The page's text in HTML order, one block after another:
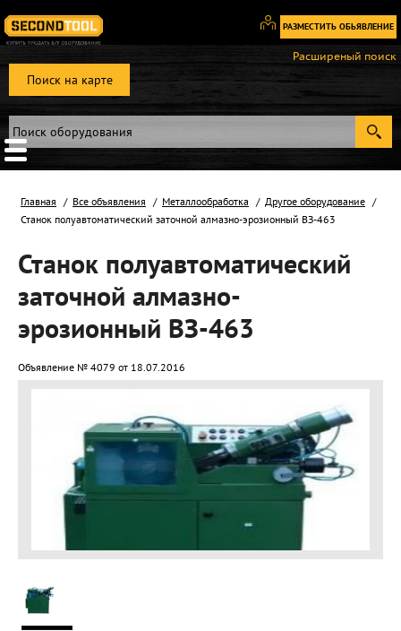
РАЗМЕСТИТЬ ОБЬЯВЛЕНИЕ
Вход
Регистрация
Поиск на карте
Расширеный поиск
Главная Все объявления Металлообработка
Другое оборудование
Станок полуавтоматический заточной алмазно-эрозионный ВЗ-463
Станок полуавтоматический
заточной алмазно-
эрозионный ВЗ-463
Объявление № 4079 от 18.07.2016